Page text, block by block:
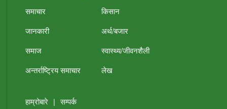
समाचार
किसान
जानकारी
अर्थ/बजार
समाज
स्वास्थ्य/जीवनशैली
अन्तर्राष्ट्रिय समाचार
लेख
हाम्रोबारे | सम्पर्क